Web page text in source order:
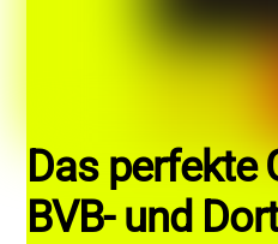
Das perfekte
BVB- und